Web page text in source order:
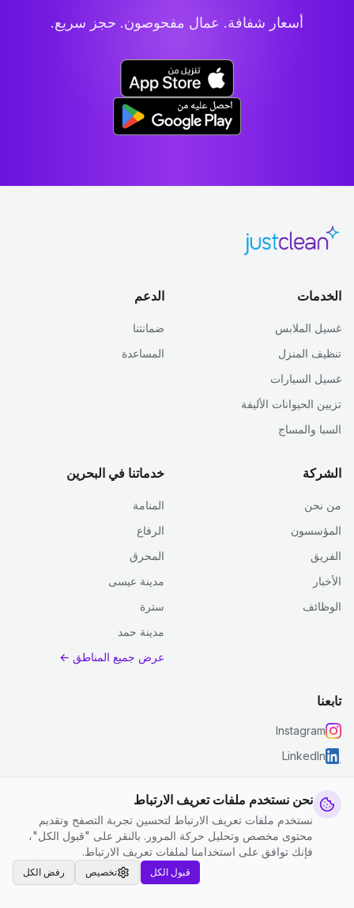
نحن نستخدم ملفات تعريف الارتباط
نستخدم ملفات تعريف الارتباط لتحسين تجربة التصفح وتقديم
محتوى مخصص وتحليل حركة المرور. بالنقر على "قبول الكل"،
فإنك توافق على استخدامنا لملفات تعريف الارتباط.
رفض الكل تخصيص قبول الكل
أسعار شفافة. عمال مفحوصون. حجز سريع.
الخدمات
غسيل الملابس
تنظيف المنزل
غسيل السيارات
تزيين الحيوانات الأليفة
السبا والمساج
الدعم
ضمانتنا
المساعدة
الشركة
من نحن
المؤسسون
الفريق
الأخبار
الوظائف
خدماتنا في البحرين
المنامة
الرفاع
المحرق
مدينة عيسى
سترة
مدينة حمد
عرض جميع المناطق ←
تابعنا
Instagram
LinkedIn
© 2026 جست كلين. جميع الحقوق محفوظة.
سياسة الخصوصية
الشروط والأحكام | إعدادات ملفات تعريف الارتباط